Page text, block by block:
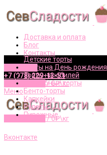
Доставка и оплата
Блог
Контакты
Вконтакте
+7 (978) 229-13-51
элементов /0₽\кг
Меню
элементов /0₽\кг
Детские торты
Торты на День рождения
Торты на юбилей
Свадебные торты
Бенто-торты
Капкейки
Рулеты
Пирожные
Вконтакте